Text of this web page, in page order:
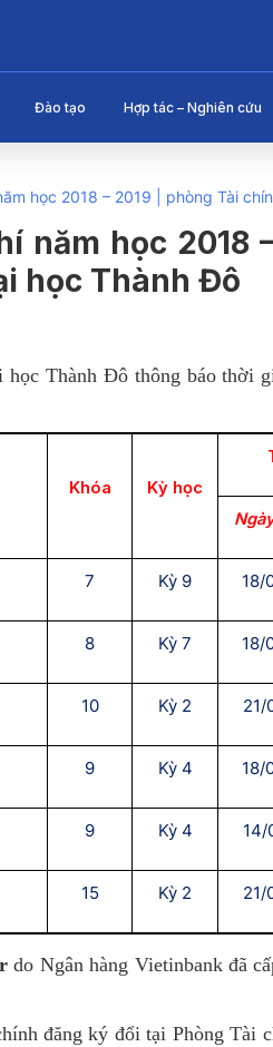
Đào tạo Hợp tác – Nghiên cứu
học 2018 – 2019 | phòng Tài
năm học 2018
học Thành Đô
Thành Đô thông báo thời
Khóa Kỳ học
7 Kỳ 9 18/
8 Kỳ 7 18/
10 Kỳ 2 21/
9 Kỳ 4 18/
9 Kỳ 4 14/
15 Kỳ 2 21/
do Ngân hàng Vietinbank đã
đăng ký đổi tại Phòng Tài